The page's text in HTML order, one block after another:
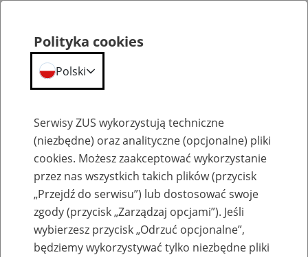
Szkolenia
Polityka cookies
Polski
Serwisy ZUS wykorzystują techniczne
(niezbędne) oraz analityczne (opcjonalne) pliki
cookies. Możesz zaakceptować wykorzystanie
przez nas wszystkich takich plików (przycisk
„Przejdź do serwisu”) lub dostosować swoje
zgody (przycisk „Zarządzaj opcjami”). Jeśli
wybierzesz przycisk „Odrzuć opcjonalne”,
będziemy wykorzystywać tylko niezbędne pliki